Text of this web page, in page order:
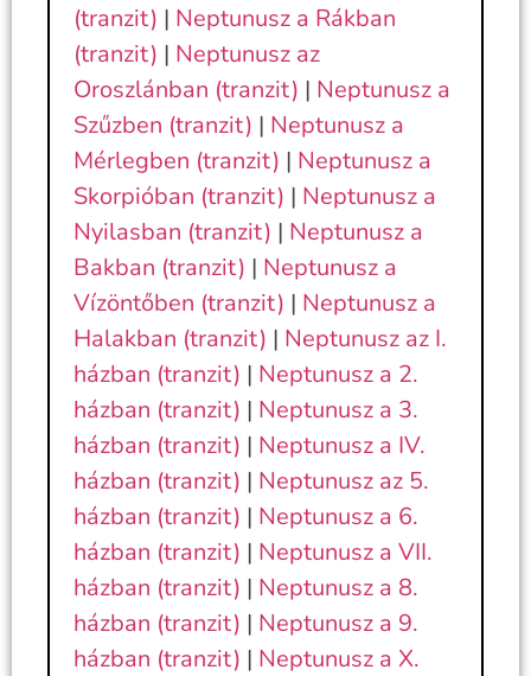
(tranzit) | Neptunusz a Rákban
(tranzit) | Neptunusz az
Oroszlánban (tranzit) | Neptunusz a
Szűzben (tranzit) | Neptunusz a
Mérlegben (tranzit) | Neptunusz a
Skorpióban (tranzit) | Neptunusz a
Nyilasban (tranzit) | Neptunusz a
Bakban (tranzit) | Neptunusz a
Vízöntőben (tranzit) | Neptunusz a
Halakban (tranzit) | Neptunusz az I.
házban (tranzit) | Neptunusz a 2.
házban (tranzit) | Neptunusz a 3.
házban (tranzit) | Neptunusz a IV.
házban (tranzit) | Neptunusz az 5.
házban (tranzit) | Neptunusz a 6.
házban (tranzit) | Neptunusz a VII.
házban (tranzit) | Neptunusz a 8.
házban (tranzit) | Neptunusz a 9.
házban (tranzit) | Neptunusz a X.